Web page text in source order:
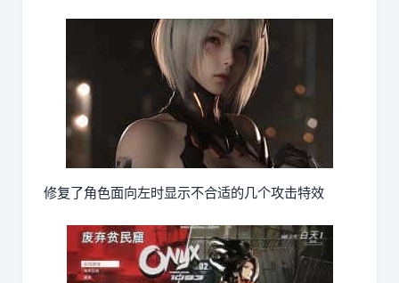
修复了角色面向左时显示不合适的几个攻击特效